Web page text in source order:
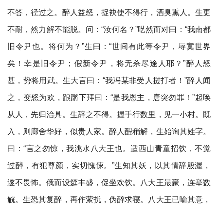
不答，径过之。醉人益怒，捉袂使不得行，酒臭熏人。生更
不耐，然力解不能脱。问：“汝何名？”呓然而对曰：“我南都
旧令尹也。将何为？”生曰：“世间有此等令尹，辱寞世界
矣！幸是旧令尹；假新令尹，将无杀尽途人耶？”醉人怒
甚，势将用武。生大言曰：“我冯某非受人挝打者！”醉人闻
之，变怒为欢，踉蹡下拜曰：“是我恩主，唐突勿罪！”起唤
从人，先归治具。生辞之不得。握手行数里，见一小村。既
入，则廊舍华好，似贵人家。醉人酲稍解，生始询其姓字。
曰：“言之勿惊，我洮水八大王也。适西山青童招饮，不觉
过醉，有犯尊颜，实切愧悚。”生知其妖，以其情辞殷渥，
遂不畏怖。俄而设筵丰盛，促坐欢饮。八大王最豪，连举数
觥。生恐其复醉，再作萦扰，伪醉求寝。八大王已喻其意，